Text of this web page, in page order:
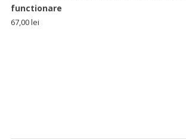
functionare
67,00lei